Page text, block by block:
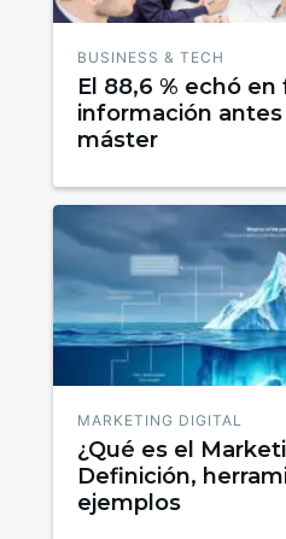
BUSINESS & TECH
El 88,6 % echó en
información
máster
MARKETING DIGITAL
¿Qué es el
Definición,
ejemplos